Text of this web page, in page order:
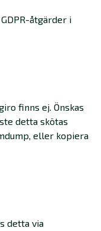
åtgärder i
finns ej. Önskas
detta skötas
eller kopiera
detta via